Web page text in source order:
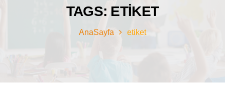
TAGS: ETIKET
AnaSayfa etiket